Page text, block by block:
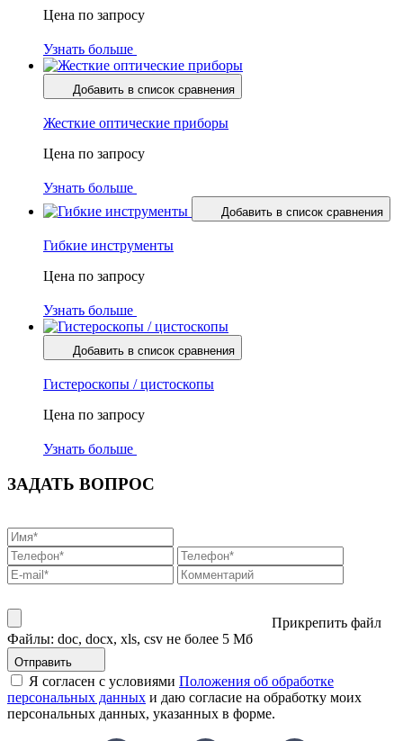
Цена по запросу
Узнать больше
Добавить в список сравнения
Жесткие оптические приборы
Цена по запросу
Узнать больше
Добавить в список сравнения
Гибкие инструменты
Цена по запросу
Узнать больше
Добавить в список сравнения
Гистероскопы / цистоскопы
Цена по запросу
Узнать больше
ЗАДАТЬ ВОПРОС
Прикрепить файл
Файлы: doc, docx, xls, csv не более 5 Мб
Отправить
Я согласен с условиями Положения об обработке
персональных данных и даю согласие на обработку моих
персональных данных, указанных в форме.